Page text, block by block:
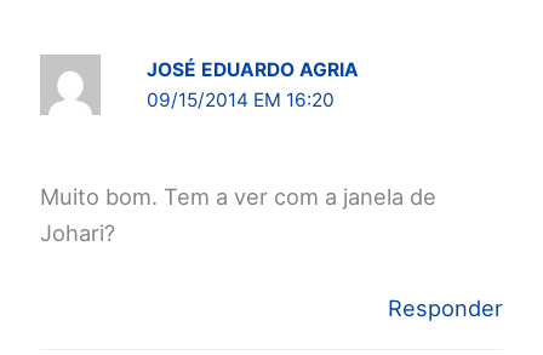
JOSÉ EDUARDO AGRIA
09/15/2014 EM 16:20
Muito bom. Tem a ver com a janela de
Johari?
Responder